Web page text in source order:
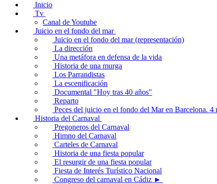
Inicio
Tv
Canal de Youtube
Juicio en el fondo del mar
Juicio en el fondo del mar (representación)
La dirección
Una metáfora en defensa de la vida
Historia de una murga
Los Parrandistas
La escenificación
Documental "Hoy tras 40 años"
Reparto
Peces del juicio en el fondo del Mar en Barcelona. 4
Historia del Carnaval
Pregoneros del Carnaval
Himno del Carnaval
Carteles de Carnaval
Historia de una fiesta popular
El resurgir de una fiesta popular
Fiesta de Interés Turístico Nacional
Congreso del carnaval en Cádiz ►